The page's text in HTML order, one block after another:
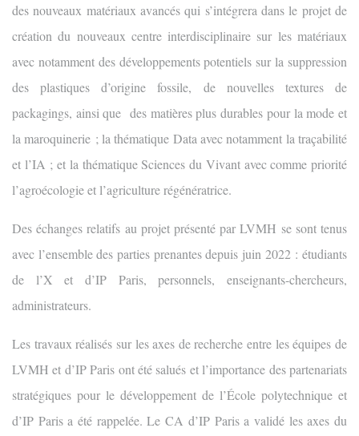
des nouveaux matériaux avancés qui s’intégrera dans le projet de
création du nouveaux centre interdisciplinaire sur les matériaux
avec notamment des développements potentiels sur la suppression
des plastiques d’origine fossile, de nouvelles textures de
packagings, ainsi que des matières plus durables pour la mode et
la maroquinerie ; la thématique Data avec notamment la traçabilité
et l’IA ; et la thématique Sciences du Vivant avec comme priorité
l’agroécologie et l’agriculture régénératrice.
Des échanges relatifs au projet présenté par LVMH se sont tenus
avec l’ensemble des parties prenantes depuis juin 2022 : étudiants
de l’X et d’IP Paris, personnels, enseignants-chercheurs,
administrateurs.
Les travaux réalisés sur les axes de recherche entre les équipes de
LVMH et d’IP Paris ont été salués et l’importance des partenariats
stratégiques pour le développement de l’École polytechnique et
d’IP Paris a été rappelée. Le CA d’IP Paris a validé les axes du